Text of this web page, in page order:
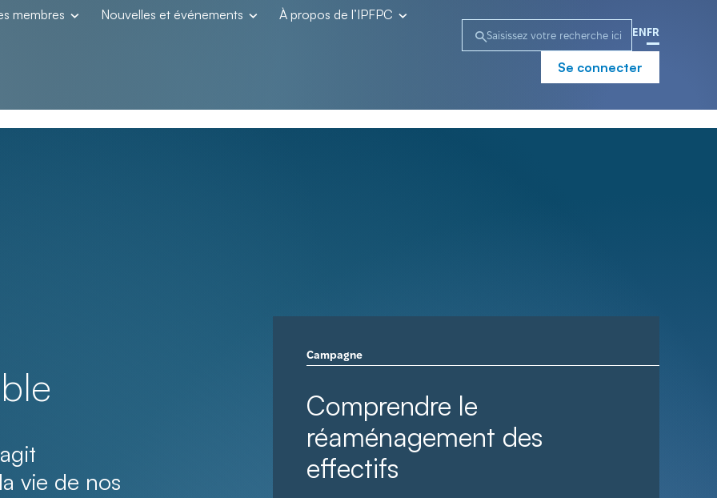
membres Nouvelles et événements À propos de l’IPFPC
EN FR
Se connecter
vie de nos
Campagne
Comprendre le
réaménagement des
effectifs